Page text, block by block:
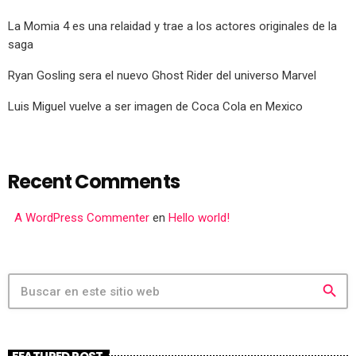
La Momia 4 es una relaidad y trae a los actores originales de la
saga
Ryan Gosling sera el nuevo Ghost Rider del universo Marvel
Luis Miguel vuelve a ser imagen de Coca Cola en Mexico
Recent Comments
A WordPress Commenter en Hello world!
search